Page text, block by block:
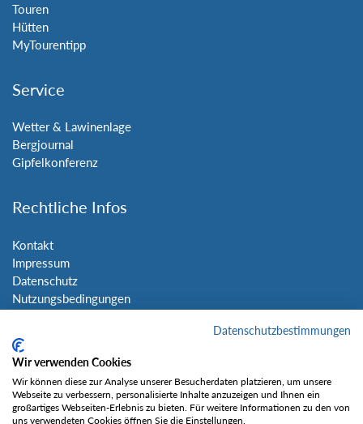
Touren
Hütten
MyTourentipp
Service
Wetter & Lawinenlage
Bergjournal
Gipfelkonferenz
Rechtliche Infos
Kontakt
Impressum
Datenschutz
Nutzungsbedingungen
Social Media
Datenschutzbestimmungen
Wir verwenden Cookies
Wir können diese zur Analyse unserer Besucherdaten platzieren, um unsere
Webseite zu verbessern, personalisierte Inhalte anzuzeigen und Ihnen ein
großartiges Webseiten-Erlebnis zu bieten. Für weitere Informationen zu den von
uns verwendeten Cookies öffnen Sie die Einstellungen.